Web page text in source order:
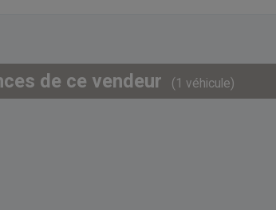
de ce vendeur (1 véhicule)